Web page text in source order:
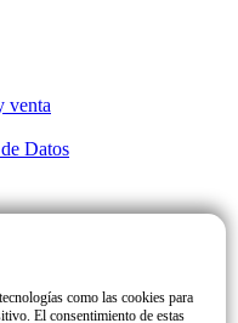
venta
Datos
consulta o incidencia
como las cookies para
El consentimiento de estas